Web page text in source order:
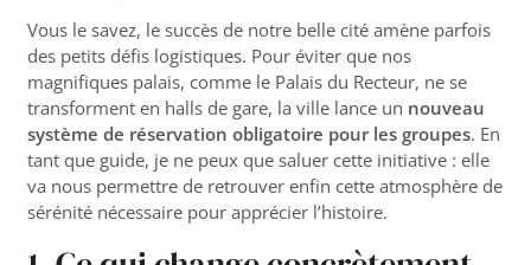
Vous le savez, le succès de notre belle cité amène parfois
des petits défis logistiques. Pour éviter que nos
magnifiques palais, comme le Palais du Recteur, ne se
transforment en halls de gare, la ville lance un nouveau
système de réservation obligatoire pour les groupes. En
tant que guide, je ne peux que saluer cette initiative : elle
va nous permettre de retrouver enfin cette atmosphère de
sérénité nécessaire pour apprécier l’histoire.